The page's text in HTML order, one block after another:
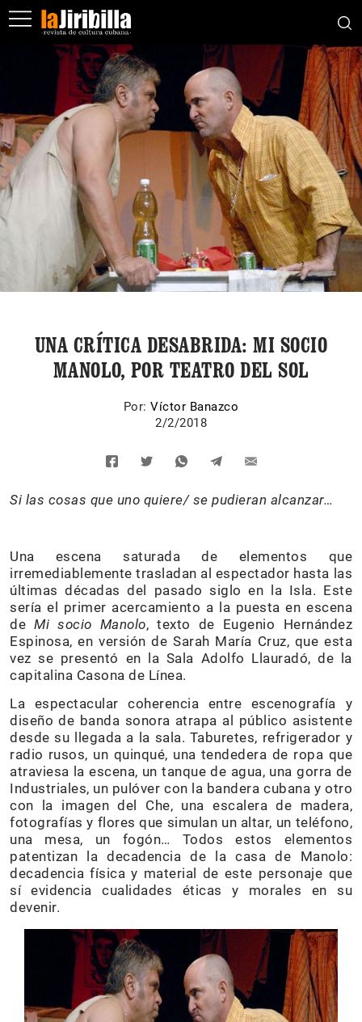
UNA CRÍTICA DESABRIDA: MI SOCIO
MANOLO, POR TEATRO DEL SOL
Por:Víctor Banazco
2/2/2018
Si las cosas que uno quiere/ se pudieran alcanzar…
Una escena saturada de elementos que
irremediablemente trasladan al espectador hasta las
últimas décadas del pasado siglo en la Isla. Este
sería el primer acercamiento a la puesta en escena
deMi socio Manolo, texto de Eugenio Hernández
Espinosa, en versión de Sarah María Cruz, que esta
vez se presentó en la Sala Adolfo Llauradó, de la
capitalina Casona de Línea.
La espectacular coherencia entre escenografía y
diseño de banda sonora atrapa al público asistente
desde su llegada a la sala. Taburetes, refrigerador y
radio rusos, un quinqué, una tendedera de ropa que
atraviesa la escena, un tanque de agua, una gorra de
Industriales, un pulóver con la bandera cubana y otro
con la imagen del Che, una escalera de madera,
fotografías y flores que simulan un altar, un teléfono,
una mesa, un fogón… Todos estos elementos
patentizan la decadencia de la casa de Manolo:
decadencia física y material de este personaje que
sí evidencia cualidades éticas y morales en su
devenir.